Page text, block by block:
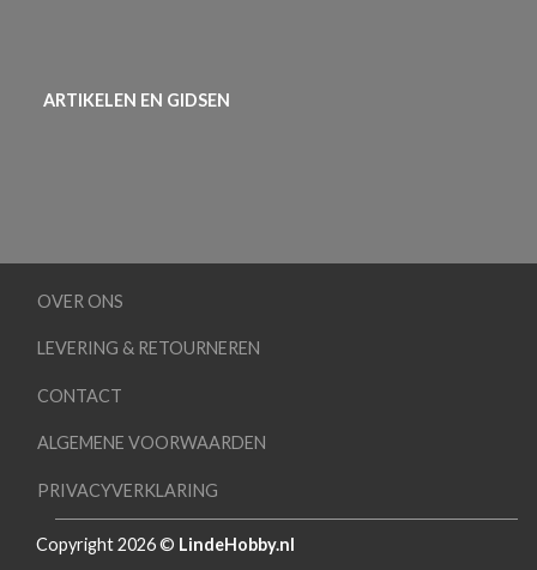
ARTIKELEN EN GIDSEN
OVER ONS
LEVERING & RETOURNEREN
CONTACT
ALGEMENE VOORWAARDEN
PRIVACYVERKLARING
Copyright 2026 © LindeHobby.nl